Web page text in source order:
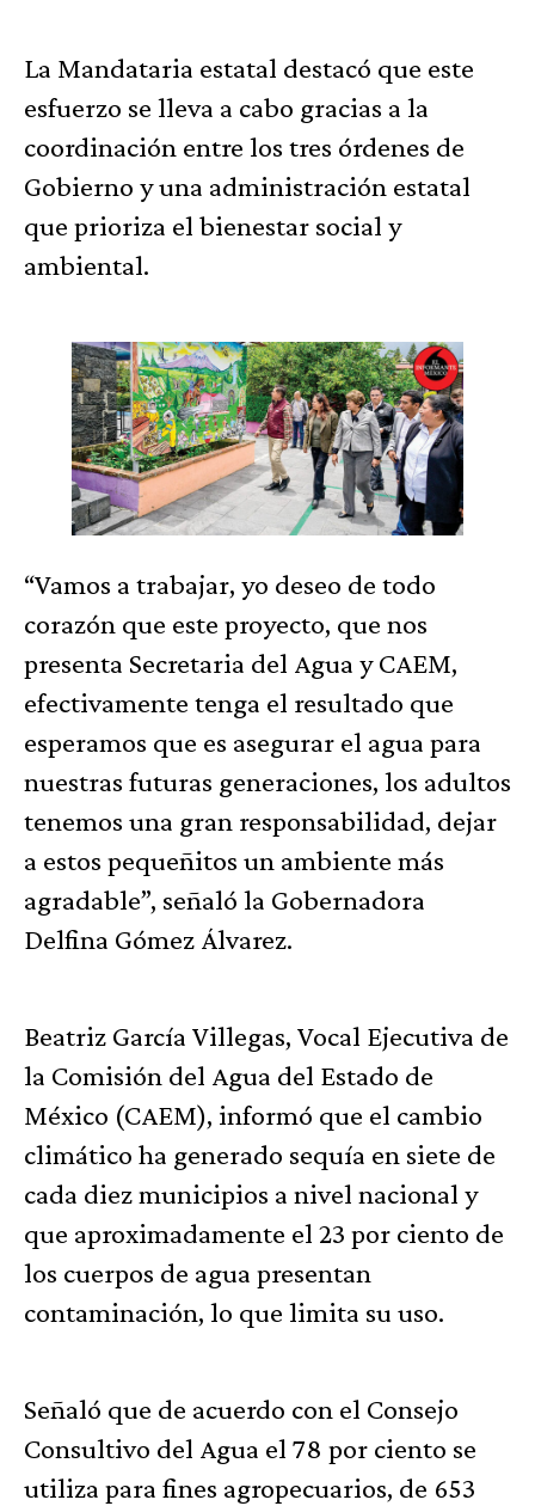
La Mandataria estatal destacó que este
esfuerzo se lleva a cabo gracias a la
coordinación entre los tres órdenes de
Gobierno y una administración estatal
que prioriza el bienestar social y
ambiental.
“Vamos a trabajar, yo deseo de todo
corazón que este proyecto, que nos
presenta Secretaria del Agua y CAEM,
efectivamente tenga el resultado que
esperamos que es asegurar el agua para
nuestras futuras generaciones, los adultos
tenemos una gran responsabilidad, dejar
a estos pequeñitos un ambiente más
agradable”, señaló la Gobernadora
Delfina Gómez Álvarez.
Beatriz García Villegas, Vocal Ejecutiva de
la Comisión del Agua del Estado de
México (CAEM), informó que el cambio
climático ha generado sequía en siete de
cada diez municipios a nivel nacional y
que aproximadamente el 23 por ciento de
los cuerpos de agua presentan
contaminación, lo que limita su uso.
Señaló que de acuerdo con el Consejo
Consultivo del Agua el 78 por ciento se
utiliza para fines agropecuarios, de 653